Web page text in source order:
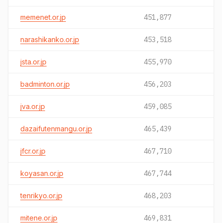
memenet.or.jp 451,877
narashikanko.or.jp 453,518
jsta.or.jp 455,970
badminton.or.jp 456,203
jva.or.jp 459,085
dazaifutenmangu.or.jp 465,439
jfcr.or.jp 467,710
koyasan.or.jp 467,744
tenrikyo.or.jp 468,203
mitene.or.jp 469,831